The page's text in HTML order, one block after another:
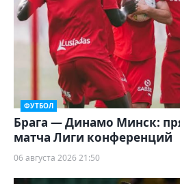
ФУТБОЛ
Брага — Динамо Минск:
матча Лиги конференций
06 августа 2026 21:50